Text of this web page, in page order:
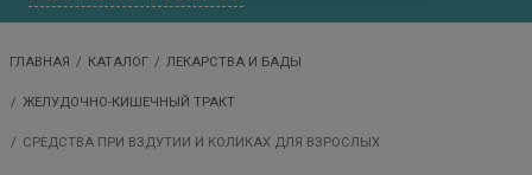
ГЛАВНАЯ КАТАЛОГ ЛЕКАРСТВА И БАДЫ
ЖЕЛУДОЧНО-КИШЕЧНЫЙ ТРАКТ
СРЕДСТВА ПРИ ВЗДУТИИ И КОЛИКАХ ДЛЯ ВЗРОСЛЫХ